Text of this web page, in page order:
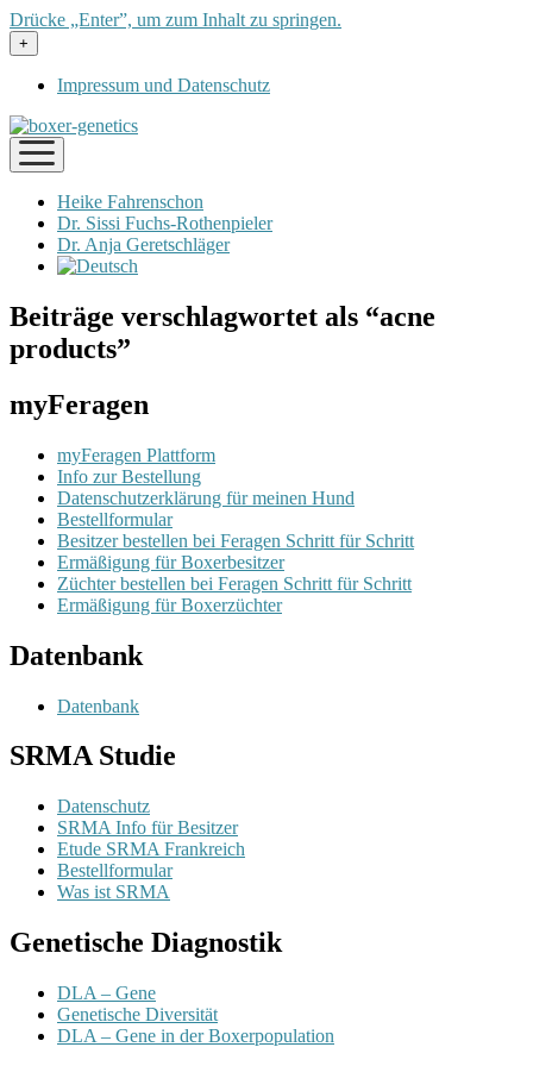
Drücke „Enter”, um zum Inhalt zu springen.
Menü
öffnen
+
Impressum und Datenschutz
Menü
öffnen
Heike Fahrenschon
Dr. Sissi Fuchs-Rothenpieler
Dr. Anja Geretschläger
Beiträge verschlagwortet als “acne
products”
myFeragen
myFeragen Plattform
Info zur Bestellung
Datenschutzerklärung für meinen Hund
Bestellformular
Besitzer bestellen bei Feragen Schritt für Schritt
Ermäßigung für Boxerbesitzer
Züchter bestellen bei Feragen Schritt für Schritt
Ermäßigung für Boxerzüchter
Datenbank
Datenbank
SRMA Studie
Datenschutz
SRMA Info für Besitzer
Etude SRMA Frankreich
Bestellformular
Was ist SRMA
Genetische Diagnostik
DLA – Gene
Genetische Diversität
DLA – Gene in der Boxerpopulation